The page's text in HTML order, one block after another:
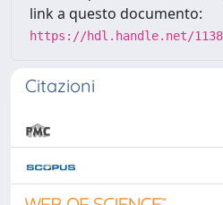
link a questo documento:
https://hdl.handle.net/
Citazioni